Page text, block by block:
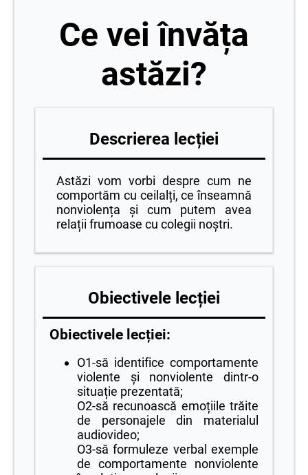
Ce vei învăța
astăzi?
Descrierea lecției
Astăzi vom vorbi despre cum ne
comportăm cu ceilalți, ce înseamnă
nonviolența și cum putem avea
relații frumoase cu colegii noștri.
Obiectivele lecției
Obiectivele lecției:
O1-să identifice comportamente
violente și nonviolente dintr-o
situație prezentată;
O2-să recunoască emoțiile trăite
de personajele din materialul
audiovideo;
O3-să formuleze verbal exemple
de comportamente nonviolente